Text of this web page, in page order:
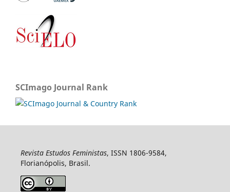
SCImago Journal Rank
Revista Estudos Feministas, ISSN 1806-9584,
Florianópolis, Brasil.